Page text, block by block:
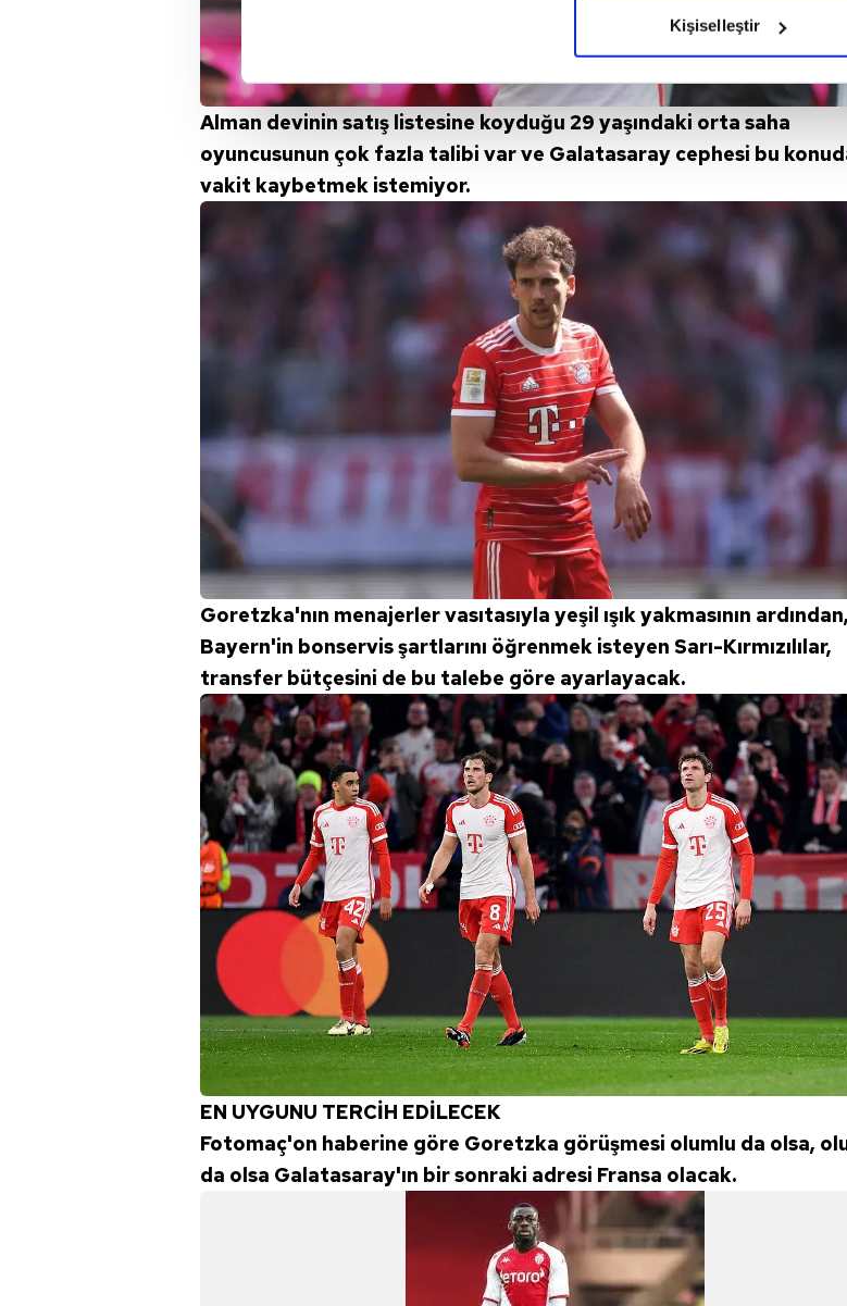
Her halükârda, kullanıcılar, bu çerezlere izin vermedikleri takdirde,
Sizlere daha iyi bir hizmet sunabilmek için İnternet Sitemizde kendimize ve
çerezler vasıtasıyla çeşitli kişisel verileriniz işlenmekte olup gerekli olan
amacıyla kullanılmaktadır. Diğer çerezler, sitemizin daha işlevsel kılınması
reklam/pazarlama faaliyetlerinin yapılması, amaçlarıyla sınırlı olarak açık
Çerezlere ilişkin tercihlerinizi aşağıda yer alan panel vasıtasıyla
Çerez Bilgilendirme Metnimizi ziyaret edebilirsiniz.
6698 sayılı Kişisel Verilerin Korunması Kanunu uyarınca hazırlanmış
mevzuata uygun olarak kullanılan çerezlerle ilgili bilgi almak için lütfen
Kişiselleştir
Alman devinin satış listesine koyduğu 29 yaşındaki orta saha
oyuncusunun çok fazla talibi var ve Galatasaray cephesi bu
vakit kaybetmek istemiyor.
Goretzka'nın menajerler vasıtasıyla yeşil ışık yakmasının ardından,
Bayern'in bonservis şartlarını öğrenmek isteyen Sarı-Kırmızılılar,
transfer bütçesini de bu talebe göre ayarlayacak.
EN UYGUNU TERCİH EDİLECEK
Fotomaç'on haberine göre Goretzka görüşmesi olumlu da olsa,
da olsa Galatasaray'ın bir sonraki adresi Fransa olacak.